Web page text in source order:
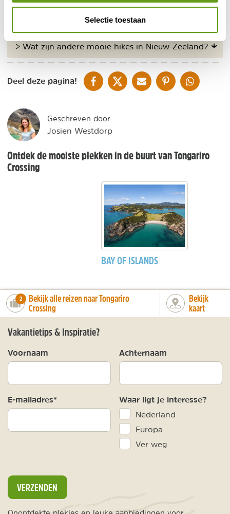
Selectie toestaan
> Hoe kan ik de Tongariro Crossing wandelen?
> Wat zijn andere mooie hikes in Nieuw-Zeeland?
Deel deze pagina! DELEN OP FACEBOOK
DELEN OP XDELEN VIA DE MAIL
DELEN OP PINTEREST
DELEN OP
Geschreven door
Josien Westdorp
Ontdek de mooiste plekken in de buurt van Tongariro
Crossing
BAY OF ISLANDS
number_of_trips:
2
Bekijk alle reizen naar Tongariro
Crossing
Bekijk
kaart
Vakantietips & Inspiratie?
Voornaam Achternaam
E-mailadres* Waar ligt je interesse?
Nederland
Europa
Ver weg
VERZENDEN